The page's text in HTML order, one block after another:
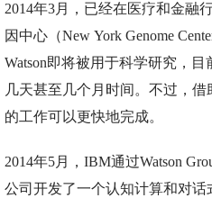
2014年3月，已经在医疗和金融
因中心（New York Genome
Watson即将被用于科学研究，
几天甚至几个月时间。不过，借
的工作可以更快地完成。
2014年5月，IBM通过Watson
公司开发了一个认知计算和对